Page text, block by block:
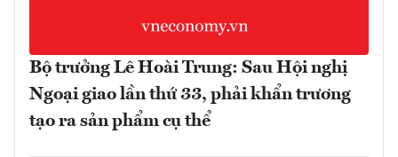
Bộ trưởng Lê Hoài Trung: Sau Hội nghị
Ngoại giao lần thứ 33, phải khẩn trương
tạo ra sản phẩm cụ thể